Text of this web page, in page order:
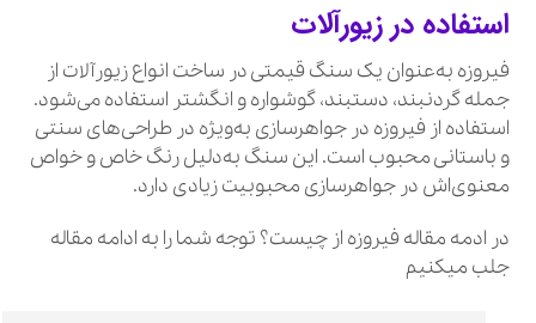
استفاده در زیورآلات
فیروزه به‌عنوان یک سنگ قیمتی در ساخت انواع زیورآلات از
جمله گردنبند، دستبند، گوشواره و انگشتر استفاده می‌شود.
استفاده از فیروزه در جواهرسازی به‌ویژه در طراحی‌های سنتی
و باستانی محبوب است. این سنگ به‌دلیل رنگ خاص و خواص
معنوی‌اش در جواهرسازی محبوبیت زیادی دارد.
در ادمه مقاله فیروزه از چیست؟ توجه شما را به ادامه مقاله
جلب میکنیم